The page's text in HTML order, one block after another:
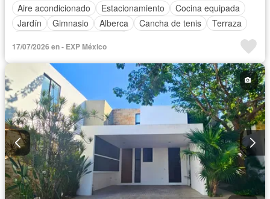
Aire acondicionado
Estacionamiento
Cocina equipada
Jardín
Gimnasio Alberca Cancha de tenis
Terraza
17/07/2026 en - EXP México